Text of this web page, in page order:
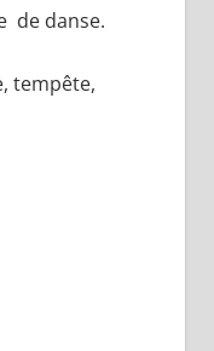
de danse.
tempête,